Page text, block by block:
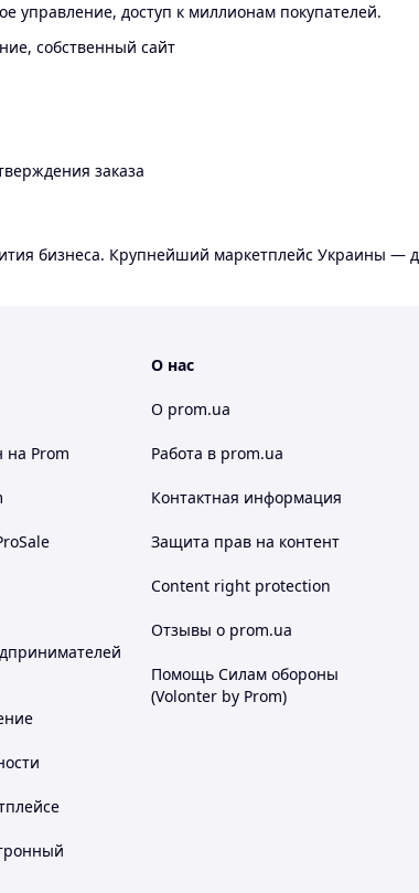
управление, доступ к миллионам покупателей.
собственный сайт
заказа
бизнеса. Крупнейший маркетплейс Украины —
на Prom
О нас
О prom.ua
Работа в prom.ua
Контактная информация
Защита прав на контент
Content right protection
Отзывы о prom.ua
Помощь Силам обороны
(Volonter by Prom)